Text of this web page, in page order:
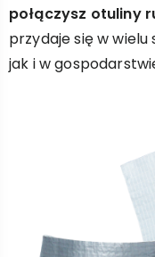
połączysz otuliny
przydaje się w
jak i w